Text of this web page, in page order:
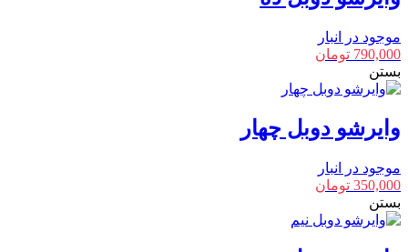
موجود در انبار
790,000 تومان
بستن
وایرشو دوبل چهار
موجود در انبار
350,000 تومان
بستن